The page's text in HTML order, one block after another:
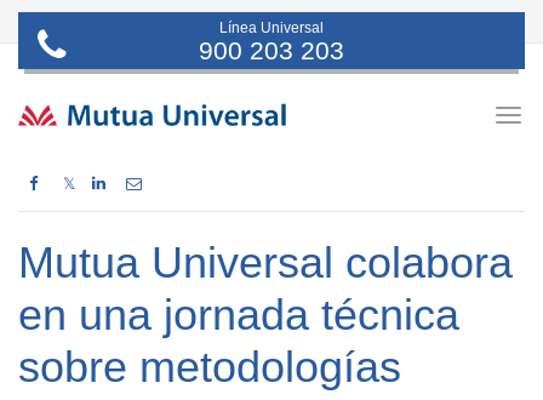
Línea Universal
900 203 203
𝕏
Mutua Universal colabora
en una jornada técnica
sobre metodologías